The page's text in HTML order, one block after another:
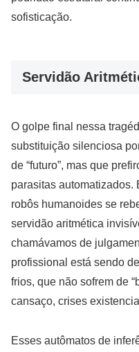
sofisticação.
Servidão
O golpe final nessa
substituição silenciosa
de “futuro”, mas que
parasitas automatizados.
robôs humanoides se
servidão aritmética
chamávamos de
profissional está sendo
frios, que não sofrem de
cansaço, crises
Esses autômatos de